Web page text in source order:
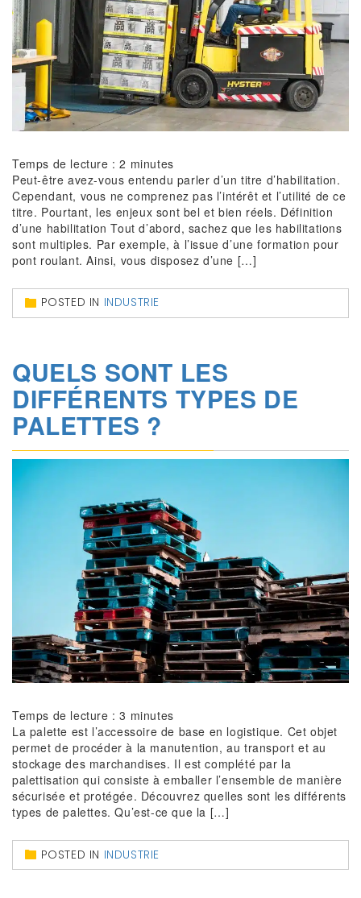
Temps de lecture :2 minutes
Peut-être avez-vous entendu parler d’un titre d’habilitation.
Cependant, vous ne comprenez pas l’intérêt et l’utilité de ce
titre. Pourtant, les enjeux sont bel et bien réels. Définition
d’une habilitation Tout d’abord, sachez que les habilitations
sont multiples. Par exemple, à l’issue d’une formation pour
pont roulant. Ainsi, vous disposez d’une […]
POSTED IN INDUSTRIE
QUELS SONT LES
DIFFÉRENTS TYPES DE
PALETTES ?
Temps de lecture :3 minutes
La palette est l’accessoire de base en logistique. Cet objet
permet de procéder à la manutention, au transport et au
stockage des marchandises. Il est complété par la
palettisation qui consiste à emballer l’ensemble de manière
sécurisée et protégée. Découvrez quelles sont les différents
types de palettes. Qu’est-ce que la […]
POSTED IN INDUSTRIE